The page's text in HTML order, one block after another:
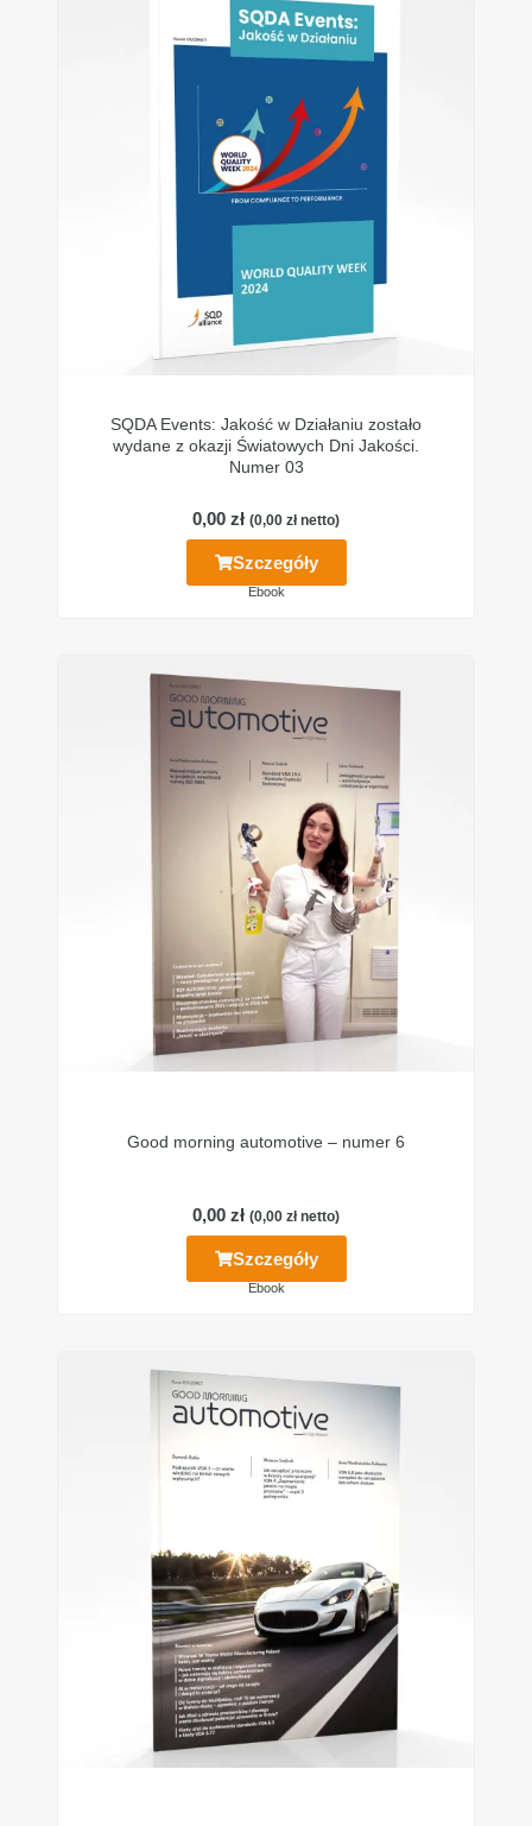
SQDA Events: Jakość w Działaniu zostało
wydane z okazji Światowych Dni Jakości.
Numer 03
0,00 zł (0,00 złnetto)
Szczegóły
Ebook
Good morning automotive – numer 6
0,00 zł (0,00 złnetto)
Szczegóły
Ebook